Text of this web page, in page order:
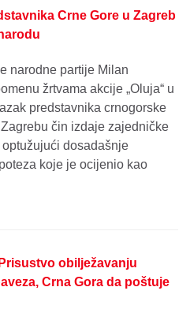
Crne Gore u Zagreb
narodne partije Milan
žrtvama akcije „Oluja“ u
predstavnika crnogorske
čin izdaje zajedničke
dosadašnje
koje je ocijenio kao
obilježavanju
Crna Gora da poštuje